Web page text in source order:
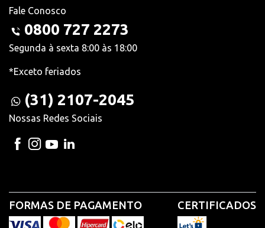
Fale Conosco
0800 727 2273
Segunda à sexta 8:00 às 18:00
*Exceto feriados
(31) 2107-2045
Nossas Redes Sociais
FORMAS DE PAGAMENTO CERTIFICADOS